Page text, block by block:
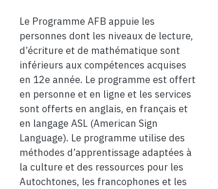
Le Programme AFB appuie les
personnes dont les niveaux de lecture,
d’écriture et de mathématique sont
inférieurs aux compétences acquises
en 12e année. Le programme est offert
en personne et en ligne et les services
sont offerts en anglais, en français et
en langage ASL (American Sign
Language). Le programme utilise des
méthodes d’apprentissage adaptées à
la culture et des ressources pour les
Autochtones, les francophones et les